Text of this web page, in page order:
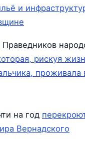
и
Праведников
рискуя
проживала
на год
Вернадского